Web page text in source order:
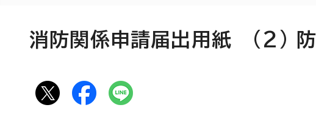
消防関係申請届出用紙 (2) 防